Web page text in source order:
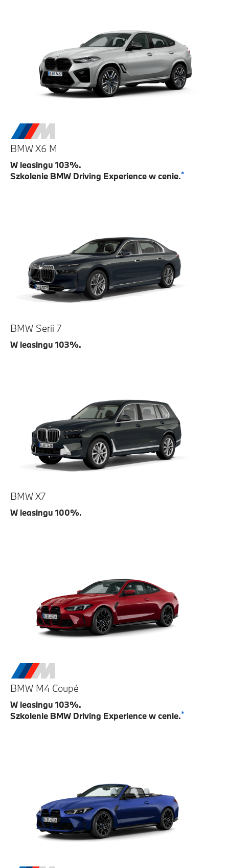
BMW X6 M
W leasingu 103%.
Szkolenie BMW Driving Experience w cenie.*
BMW Serii 7
W leasingu 103%.
BMW X7
W leasingu 100%.
BMW M4 Coupé
W leasingu 103%.
Szkolenie BMW Driving Experience w cenie.*